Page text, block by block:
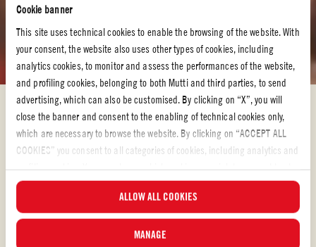
Cookie banner
This site uses technical cookies to enable the browsing of the website. With
your consent, the website also uses other types of cookies, including
analytics cookies, to monitor and assess the performances of the website,
and profiling cookies, belonging to both Mutti and third parties, to send
advertising, which can also be customised. By clicking on “X”, you will
close the banner and consent to the enabling of technical cookies only,
which are necessary to browse the website. By clicking on “ACCEPT ALL
COOKIES” you consent to all categories of cookies, including analytics and
any time and examine the updated list of cookies by clicking on
“MANAGE”. For more information, please read our
ALLOW ALL COOKIES
MANAGE
Tomatoppskrifter – oppdag rettene våre
TOMATOPPSKRIFTER – OPPDAG
RETTENE VÅRE
Nå er det på tide å lage noe godt!
Når du bruker råvarer av høy kvalitet og tomatprodukter som kjennetegnes av
smaken av nyplukkede tomater, skapes et deilig sluttresultat nesten av seg